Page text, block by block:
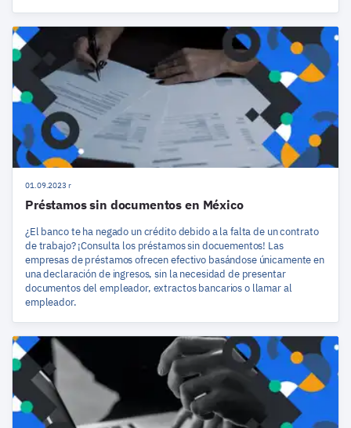
01.09.2023 r
Préstamos sin documentos en México
¿El banco te ha negado un crédito debido a la falta de un contrato
de trabajo? ¡Consulta los préstamos sin docuementos! Las
empresas de préstamos ofrecen efectivo basándose únicamente en
una declaración de ingresos, sin la necesidad de presentar
documentos del empleador, extractos bancarios o llamar al
empleador.